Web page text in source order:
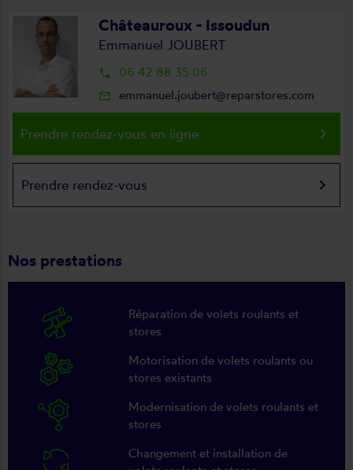
Châteauroux - Issoudun
Emmanuel JOUBERT
local_phone 06 42 88 35 06
mail_outline emmanuel.joubert@reparstores.com
Prendre rendez-vous en ligne keyboard_arrow_right
Prendre rendez-vous keyboard_arrow_right
Nos prestations
Réparation de volets roulants et
stores
Motorisation de volets roulants ou
stores existants
Modernisation de volets roulants et
stores
Changement et installation de